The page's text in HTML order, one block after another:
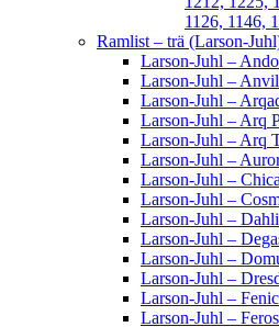
1126, 1146,
Ramlist – trä (Larson-
Larson-Juhl –
Larson-Juhl – Anvil
Larson-Juhl –
Larson-Juhl – Arq
Larson-Juhl – Arq
Larson-Juhl –
Larson-Juhl –
Larson-Juhl –
Larson-Juhl –
Larson-Juhl –
Larson-Juhl –
Larson-Juhl –
Larson-Juhl –
Larson-Juhl –